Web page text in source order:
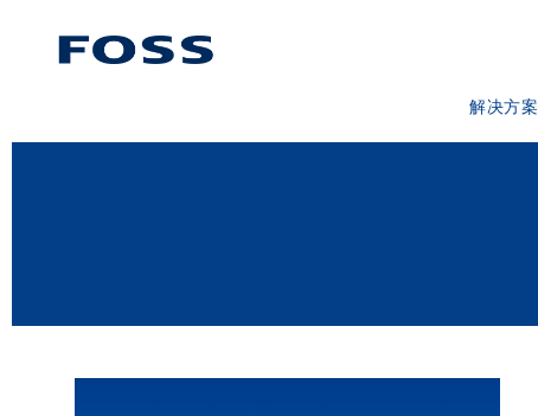
解决方案